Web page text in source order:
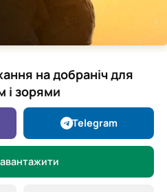
на добраніч для
і зорями
Telegram